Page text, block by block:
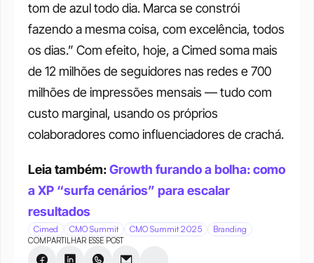
tom de azul todo dia. Marca se constrói
fazendo a mesma coisa, com excelência, todos
os dias.” Com efeito, hoje, a Cimed soma mais
de 12 milhões de seguidores nas redes e 700
milhões de impressões mensais — tudo com
custo marginal, usando os próprios
colaboradores como influenciadores de crachá.
Leia também: Growth furando a bolha: como
a XP “surfa cenários” para escalar
resultados
Cimed CMO Summit CMO Summit 2025 Branding
COMPARTILHAR ESSE POST